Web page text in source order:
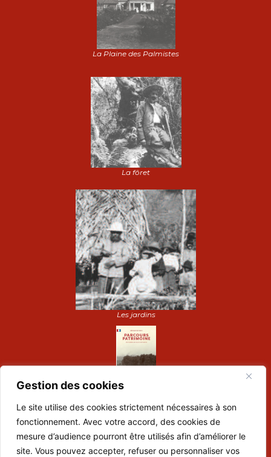
Gestion des cookies
Le site utilise des cookies strictement nécessaires à son
fonctionnement. Avec votre accord, des cookies de
mesure d’audience pourront être utilisés afin d’améliorer le
site. Vous pouvez accepter, refuser ou personnaliser vos
La Plaine des Palmistes
La fôret
Les jardins
Dépliant de visite :
Préparez votre visite
Suivez-nous :